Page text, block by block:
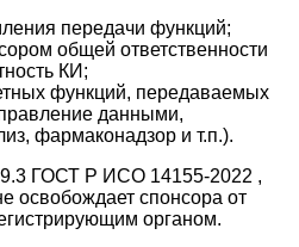
передачи функций;
общей ответственности
КИ;
функций, передаваемых
данными,
фармаконадзор и т.п.).
9.3 ГОСТ Р ИСО 14155‑2022 ,
освобождает спонсора от
органом.